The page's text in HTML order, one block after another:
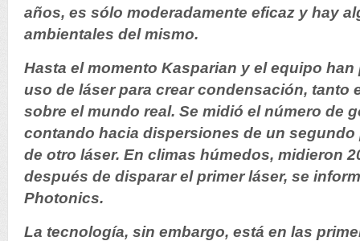
años, es sólo moderadamente eficaz y hay
ambientales del mismo.
Hasta el momento Kasparian y el equipo
uso de láser para crear condensación, tanto
sobre el mundo real. Se midió el número de
contando hacia dispersiones de un segundo
de otro láser. En climas húmedos, midieron
después de disparar el primer láser, se
Photonics.
La tecnología, sin embargo, está en las